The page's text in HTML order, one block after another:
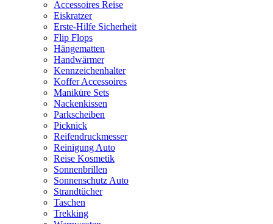
Accessoires Reise
Eiskratzer
Erste-Hilfe Sicherheit
Flip Flops
Hängematten
Handwärmer
Kennzeichenhalter
Koffer Accessoires
Maniküre Sets
Nackenkissen
Parkscheiben
Picknick
Reifendruckmesser
Reinigung Auto
Reise Kosmetik
Sonnenbrillen
Sonnenschutz Auto
Strandtücher
Taschen
Trekking